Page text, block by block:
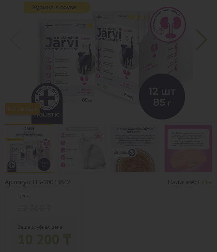
Хит продаж
Артикул: ЦБ-00023842 Наличие: Есть
Цена:
Ваша клубная цена: